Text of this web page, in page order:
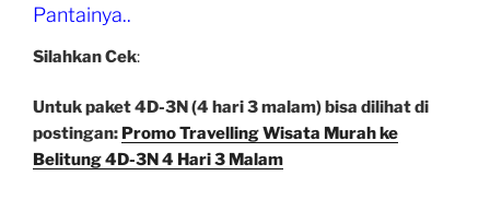
Pantainya..
Silahkan Cek:
Untuk paket 4D-3N (4 hari 3 malam) bisa dilihat di
postingan: Promo Travelling Wisata Murah ke
Belitung 4D-3N 4 Hari 3 Malam